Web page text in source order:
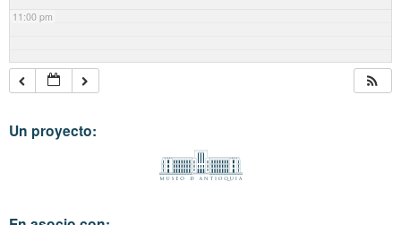
11:00 pm
Un proyecto: